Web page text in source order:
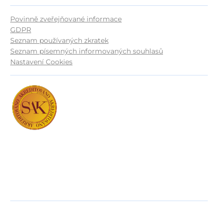
Povinně zveřejňované informace
GDPR
Seznam používaných zkratek
Seznam písemných informovaných souhlasů
Nastavení Cookies